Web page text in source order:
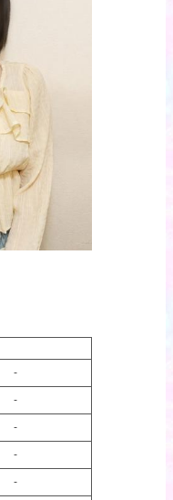
-
-
-
-
-